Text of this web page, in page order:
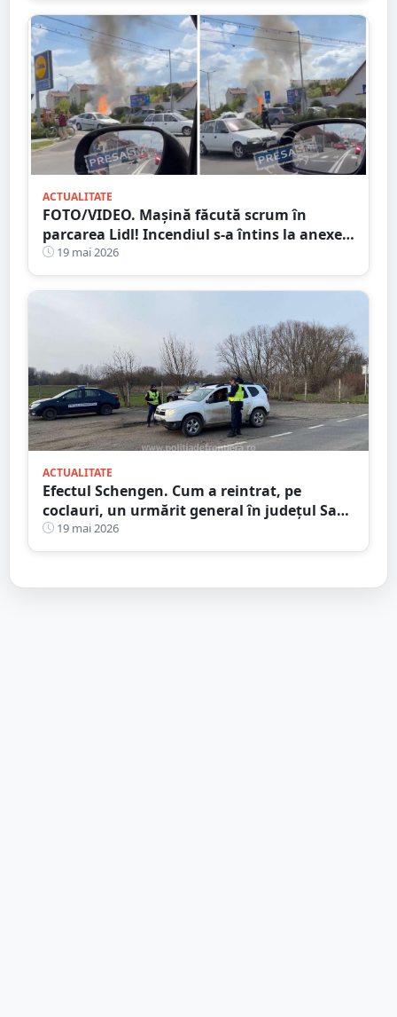
ACTUALITATE
FOTO/VIDEO. Mașină făcută scrum în
parcarea Lidl! Incendiul s-a întins la anexele
din jur
19 mai 2026
ACTUALITATE
Efectul Schengen. Cum a reintrat, pe
coclauri, un urmărit general în județul Satu
Mare
19 mai 2026